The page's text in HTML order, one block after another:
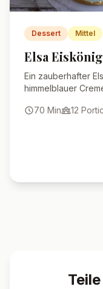
Dessert Mittel
Elsa
Ein zauberhafter
himmelblauer
perfekt für
70 Min 12